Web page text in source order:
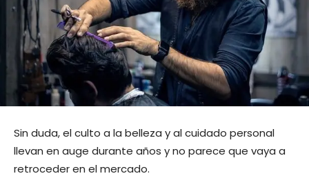
Sin duda, el culto a la belleza y al cuidado personal
llevan en auge durante años y no parece que vaya a
retroceder en el mercado.